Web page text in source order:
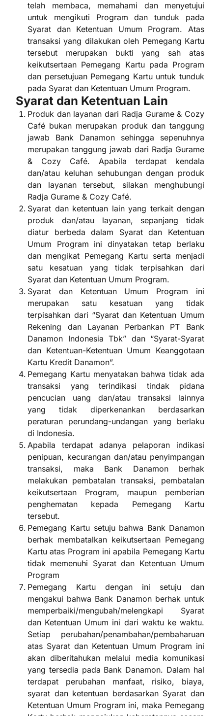
telah membaca, memahami dan menyetujui
untuk mengikuti Program dan tunduk pada
Syarat dan Ketentuan Umum Program. Atas
transaksi yang dilakukan oleh Pemegang Kartu
tersebut merupakan bukti yang sah atas
keikutsertaan Pemegang Kartu pada Program
dan persetujuan Pemegang Kartu untuk tunduk
pada Syarat dan Ketentuan Umum Program.
Syarat dan Ketentuan Lain
Produk dan layanan dari Radja Gurame & Cozy
Café bukan merupakan produk dan tanggung
jawab Bank Danamon sehingga sepenuhnya
merupakan tanggung jawab dari Radja Gurame
& Cozy Café. Apabila terdapat kendala
dan/atau keluhan sehubungan dengan produk
dan layanan tersebut, silakan menghubungi
Radja Gurame & Cozy Café.
Syarat dan ketentuan lain yang terkait dengan
produk dan/atau layanan, sepanjang tidak
diatur berbeda dalam Syarat dan Ketentuan
Umum Program ini dinyatakan tetap berlaku
dan mengikat Pemegang Kartu serta menjadi
satu kesatuan yang tidak terpisahkan dari
Syarat dan Ketentuan Umum Program.
Syarat dan Ketentuan Umum Program ini
merupakan satu kesatuan yang tidak
terpisahkan dari “Syarat dan Ketentuan Umum
Rekening dan Layanan Perbankan PT Bank
Danamon Indonesia Tbk” dan “Syarat-Syarat
dan Ketentuan-Ketentuan Umum Keanggotaan
Kartu Kredit Danamon”.
Pemegang Kartu menyatakan bahwa tidak ada
transaksi yang terindikasi tindak pidana
pencucian uang dan/atau transaksi lainnya
yang tidak diperkenankan berdasarkan
peraturan perundang-undangan yang berlaku
di Indonesia.
Apabila terdapat adanya pelaporan indikasi
penipuan, kecurangan dan/atau penyimpangan
transaksi, maka Bank Danamon berhak
melakukan pembatalan transaksi, pembatalan
keikutsertaan Program, maupun pemberian
penghematan kepada Pemegang Kartu
tersebut.
Pemegang Kartu setuju bahwa Bank Danamon
berhak membatalkan keikutsertaan Pemegang
Kartu atas Program ini apabila Pemegang Kartu
tidak memenuhi Syarat dan Ketentuan Umum
Program
Pemegang Kartu dengan ini setuju dan
mengakui bahwa Bank Danamon berhak untuk
memperbaiki/mengubah/melengkapi Syarat
dan Ketentuan Umum ini dari waktu ke waktu.
Setiap perubahan/penambahan/pembaharuan
atas Syarat dan Ketentuan Umum Program ini
akan diberitahukan melalui media komunikasi
yang tersedia pada Bank Danamon. Dalam hal
terdapat perubahan manfaat, risiko, biaya,
syarat dan ketentuan berdasarkan Syarat dan
Ketentuan Umum Program ini, maka Pemegang